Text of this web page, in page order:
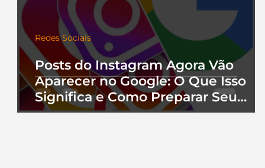
Posts do Instagram Agora Vão
Aparecer no Google: O Que Isso
Significa e Como Preparar Seu
Perfil
Redes Sociais